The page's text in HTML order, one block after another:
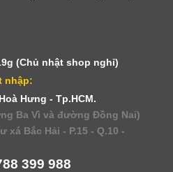
(Chủ nhật shop nghỉ)
nhập:
Hưng - Tp.HCM.
Ba Vì và đường Đồng Nai)
xá Bắc Hải - P.15 - Q.10 -
399 988